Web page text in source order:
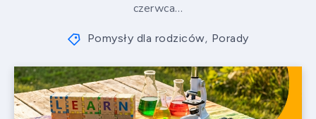
czerwca…
Pomysły dla rodziców, Porady